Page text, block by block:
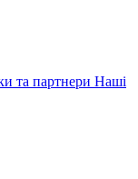
та партнери Наші